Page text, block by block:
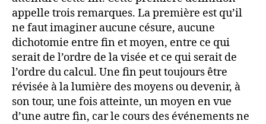
appelle trois remarques. La première est qu’il
ne faut imaginer aucune césure, aucune
dichotomie entre fin et moyen, entre ce qui
serait de l’ordre de la visée et ce qui serait de
l’ordre du calcul. Une fin peut toujours être
révisée à la lumière des moyens ou devenir, à
son tour, une fois atteinte, un moyen en vue
d’une autre fin, car le cours des événements ne